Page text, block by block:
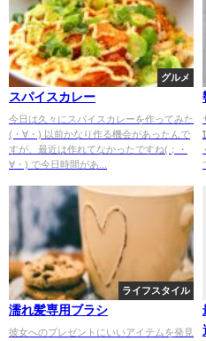
グルメ
スパイスカレー
今日は久々にスパイスカレーを作ってみた
(・∀・) 以前かなり作る機会があったんで
すが、最近は作れてなかったですね(；・
∀・) で今日時間があ...
ライフスタイル
濡れ髪専用ブラシ
彼女へのプレゼントにいいアイテムを発見